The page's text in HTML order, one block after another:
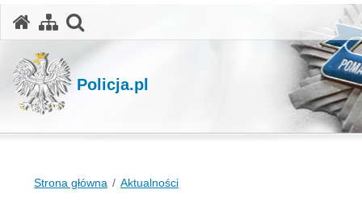
Policja.pl
Strona główna Aktualności